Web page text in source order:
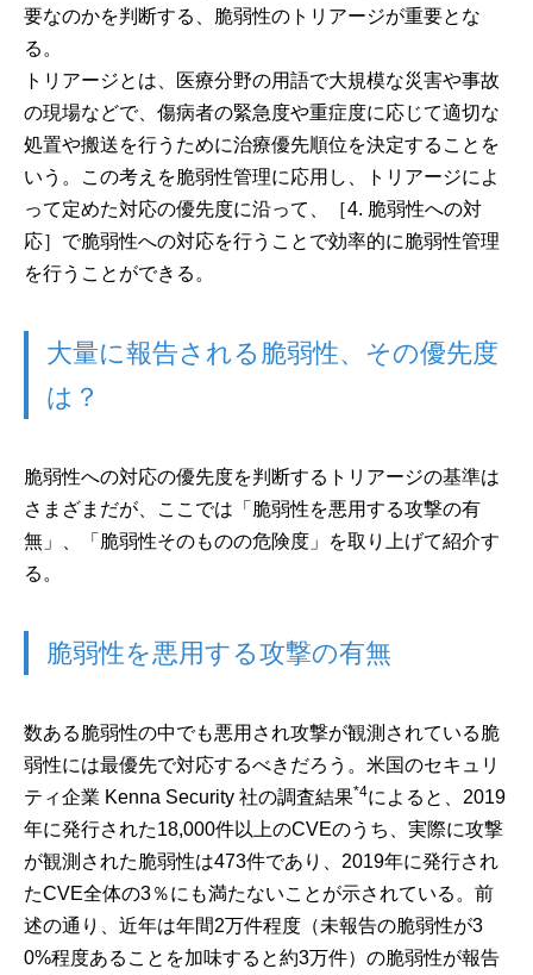
要なのかを判断する、脆弱性のトリアージが重要とな
る。
トリアージとは、医療分野の用語で大規模な災害や事故
の現場などで、傷病者の緊急度や重症度に応じて適切な
処置や搬送を行うために治療優先順位を決定することを
いう。この考えを脆弱性管理に応用し、トリアージによ
って定めた対応の優先度に沿って、［4. 脆弱性への対
応］で脆弱性への対応を行うことで効率的に脆弱性管理
を行うことができる。
大量に報告される脆弱性、その優先度
は？
脆弱性への対応の優先度を判断するトリアージの基準は
さまざまだが、ここでは「脆弱性を悪用する攻撃の有
無」、「脆弱性そのものの危険度」を取り上げて紹介す
る。
脆弱性を悪用する攻撃の有無
数ある脆弱性の中でも悪用され攻撃が観測されている脆
弱性には最優先で対応するべきだろう。米国のセキュリ
ティ企業 Kenna Security 社の調査結果*4によると、2019
年に発行された18,000件以上のCVEのうち、実際に攻撃
が観測された脆弱性は473件であり、2019年に発行され
たCVE全体の3％にも満たないことが示されている。前
述の通り、近年は年間2万件程度（未報告の脆弱性が3
0%程度あることを加味すると約3万件）の脆弱性が報告